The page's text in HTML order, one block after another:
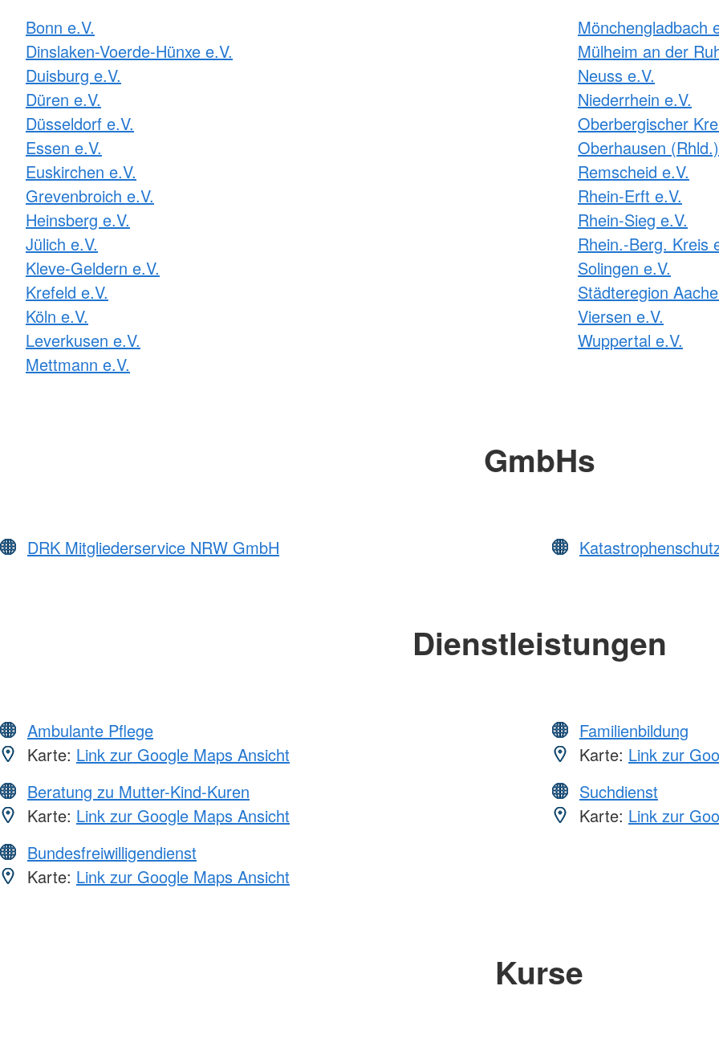
Bonn e.V.
Dinslaken-Voerde-Hünxe e.V.
Duisburg e.V.
Düren e.V.
Düsseldorf e.V.
Essen e.V.
Euskirchen e.V.
Grevenbroich e.V.
Heinsberg e.V.
Jülich e.V.
Kleve-Geldern e.V.
Krefeld e.V.
Köln e.V.
Leverkusen e.V.
Mettmann e.V.
Mönchengladbach
Mülheim an der
Neuss e.V.
Niederrhein e.V.
Oberbergischer
Oberhausen
Remscheid e.V.
Rhein-Erft e.V.
Rhein-Sieg e.V.
Rhein.-Berg. Kreis
Solingen e.V.
Städteregion
Viersen e.V.
Wuppertal e.V.
GmbHs
DRK Mitgliederservice NRW GmbH
Dienstleistungen
Ambulante Pflege
Karte: Link zur Google Maps Ansicht
Beratung zu Mutter-Kind-Kuren
Karte: Link zur Google Maps Ansicht
Bundesfreiwilligendienst
Karte: Link zur Google Maps Ansicht
Familienbildung
Karte: Link zur
Suchdienst
Karte: Link zur
Kurse